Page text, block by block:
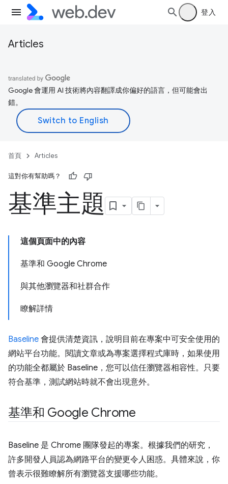
登入
Articles
Google 會運用 AI 技術將內容翻譯成你偏好的語言，但可能會出
錯。
首頁 Articles
這對你有幫助嗎？
基準主題
這個頁面中的內容
基準和 Google Chrome
與其他瀏覽器和社群合作
瞭解詳情
Baseline 會提供清楚資訊，說明目前在專案中可安全使用的
網站平台功能。閱讀文章或為專案選擇程式庫時，如果使用
的功能全都屬於 Baseline，您可以信任瀏覽器相容性。只要
符合基準，測試網站時就不會出現意外。
基準和 Google Chrome
Baseline 是 Chrome 團隊發起的專案。根據我們的研究，
許多開發人員認為網路平台的變更令人困惑。具體來說，你
曾表示很難瞭解所有瀏覽器支援哪些功能。